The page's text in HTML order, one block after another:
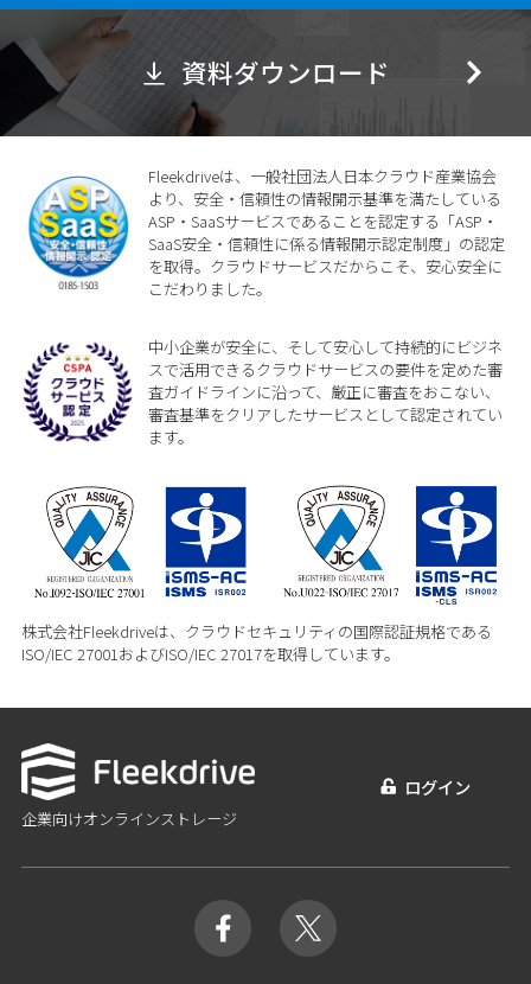
資料ダウンロード
Fleekdriveは、一般社団法人日本クラウド産業協会
より、安全・信頼性の情報開示基準を満たしている
ASP・SaaSサービスであることを認定する「ASP・
SaaS安全・信頼性に係る情報開示認定制度」の認定
を取得。クラウドサービスだからこそ、安心安全に
こだわりました。
中小企業が安全に、そして安心して持続的にビジネ
スで活用できるクラウドサービスの要件を定めた審
査ガイドラインに沿って、厳正に審査をおこない、
審査基準をクリアしたサービスとして認定されてい
ます。
株式会社Fleekdriveは、クラウドセキュリティの国際認証規格である
ISO/IEC 27001およびISO/IEC 27017を取得しています。
企業向けオンラインストレージ
ログイン